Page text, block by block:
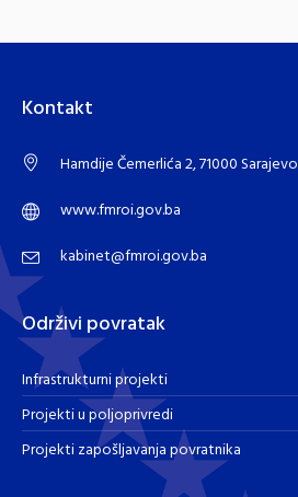
Kontakt
Hamdije Čemerlića 2, 71000 Sarajevo
www.fmroi.gov.ba
kabinet@fmroi.gov.ba
Održivi povratak
Infrastrukturni projekti
Projekti u poljoprivredi
Projekti zapošljavanja povratnika